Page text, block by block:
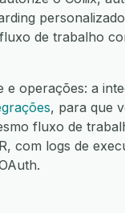
de trabalho
operações: a
, para que
fluxo de
com logs de